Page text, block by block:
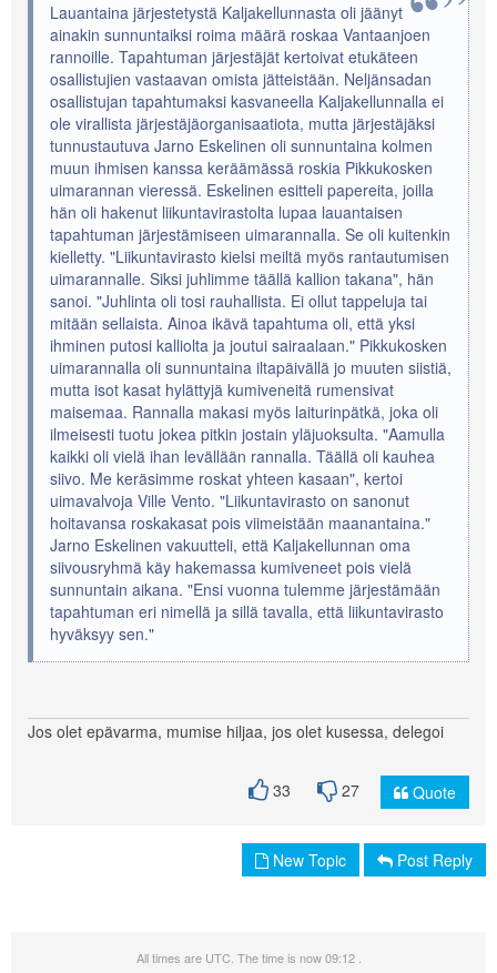
Lauantaina järjestetystä Kaljakellunnasta oli jäänyt
ainakin sunnuntaiksi roima määrä roskaa Vantaanjoen
rannoille. Tapahtuman järjestäjät kertoivat etukäteen
osallistujien vastaavan omista jätteistään. Neljänsadan
osallistujan tapahtumaksi kasvaneella Kaljakellunnalla ei
ole virallista järjestäjäorganisaatiota, mutta järjestäjäksi
tunnustautuva Jarno Eskelinen oli sunnuntaina kolmen
muun ihmisen kanssa keräämässä roskia Pikkukosken
uimarannan vieressä. Eskelinen esitteli papereita, joilla
hän oli hakenut liikuntavirastolta lupaa lauantaisen
tapahtuman järjestämiseen uimarannalla. Se oli kuitenkin
kielletty. "Liikuntavirasto kielsi meiltä myös rantautumisen
uimarannalle. Siksi juhlimme täällä kallion takana", hän
sanoi. "Juhlinta oli tosi rauhallista. Ei ollut tappeluja tai
mitään sellaista. Ainoa ikävä tapahtuma oli, että yksi
ihminen putosi kalliolta ja joutui sairaalaan." Pikkukosken
uimarannalla oli sunnuntaina iltapäivällä jo muuten siistiä,
mutta isot kasat hylättyjä kumiveneitä rumensivat
maisemaa. Rannalla makasi myös laiturinpätkä, joka oli
ilmeisesti tuotu jokea pitkin jostain yläjuoksulta. "Aamulla
kaikki oli vielä ihan levällään rannalla. Täällä oli kauhea
siivo. Me keräsimme roskat yhteen kasaan", kertoi
uimavalvoja Ville Vento. "Liikuntavirasto on sanonut
hoitavansa roskakasat pois viimeistään maanantaina."
Jarno Eskelinen vakuutteli, että Kaljakellunnan oma
siivousryhmä käy hakemassa kumiveneet pois vielä
sunnuntain aikana. "Ensi vuonna tulemme järjestämään
tapahtuman eri nimellä ja sillä tavalla, että liikuntavirasto
hyväksyy sen."
Jos olet epävarma, mumise hiljaa, jos olet kusessa, delegoi
33 27 Quote
New Topic Post Reply
All times are UTC. The time is now 09:12 .